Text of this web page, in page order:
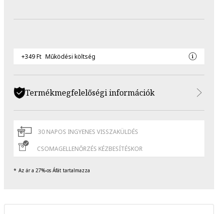
+349 Ft Működési költség
Termékmegfelelőségi információk
30 NAPOS INGYENES VISSZAKÜLDÉS
CSOMAGELLENŐRZÉS KÉZBESÍTÉSKOR
Az ár a 27%-os Áfát tartalmazza